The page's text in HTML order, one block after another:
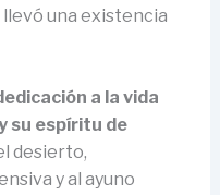
una existencia
a la vida
su espíritu de
desierto,
y al ayuno